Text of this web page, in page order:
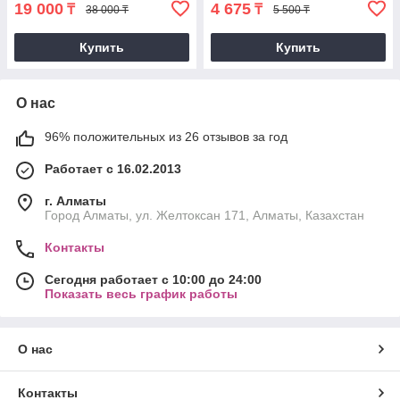
19 000 ₸ 38 000 ₸
Купить
4 675 ₸ 5 500 ₸
Купить
О нас
96% положительных из 26 отзывов за год
Работает с 16.02.2013
г. Алматы
Город Алматы, ул. Желтоксан 171, Алматы, Казахстан
Контакты
Сегодня работает с 10:00 до 24:00
Показать весь график работы
О нас
Контакты